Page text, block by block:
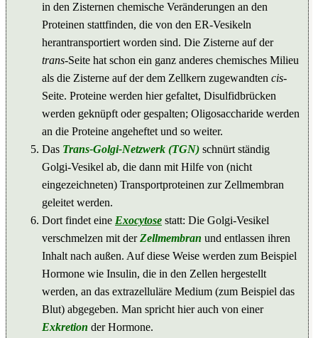
in den Zisternen chemische Veränderungen an den
Proteinen stattfinden, die von den ER-Vesikeln
herantransportiert worden sind. Die Zisterne auf der
trans-Seite hat schon ein ganz anderes chemisches Milieu
als die Zisterne auf der dem Zellkern zugewandten cis-
Seite. Proteine werden hier gefaltet, Disulfidbrücken
werden geknüpft oder gespalten; Oligosaccharide werden
an die Proteine angeheftet und so weiter.
Das Trans-Golgi-Netzwerk (TGN) schnürt ständig
Golgi-Vesikel ab, die dann mit Hilfe von (nicht
eingezeichneten) Transportproteinen zur Zellmembran
geleitet werden.
Dort findet eine Exocytose statt: Die Golgi-Vesikel
verschmelzen mit derZellmembran und entlassen ihren
Inhalt nach außen. Auf diese Weise werden zum Beispiel
Hormone wie Insulin, die in den Zellen hergestellt
werden, an das extrazelluläre Medium (zum Beispiel das
Blut) abgegeben. Man spricht hier auch von einer
Exkretion der Hormone.